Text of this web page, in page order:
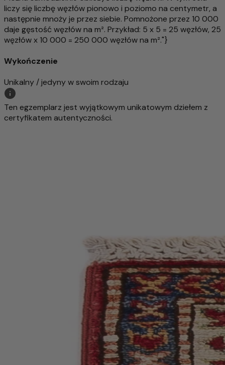
liczy się liczbę węzłów pionowo i poziomo na centymetr, a
następnie mnoży je przez siebie. Pomnożone przez 10 000
daje gęstość węzłów na m². Przykład: 5 x 5 = 25 węzłów, 25
węzłów x 10 000 = 250 000 węzłów na m²."}
Wykończenie
Unikalny / jedyny w swoim rodzaju
Ten egzemplarz jest wyjątkowym unikatowym dziełem z
certyfikatem autentyczności.